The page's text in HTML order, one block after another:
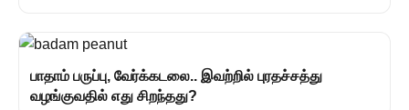
பாதாம் பருப்பு, வேர்க்கடலை.. இவற்றில் புரதச்சத்து
வழங்குவதில் எது சிறந்தது?